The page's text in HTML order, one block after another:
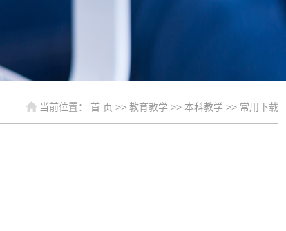
当前位置： 首 页 >> 教育教学 >> 本科教学 >> 常用下载